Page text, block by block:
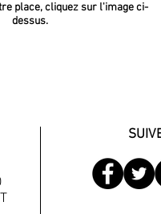
place, cliquez sur l'image ci-
dessus.